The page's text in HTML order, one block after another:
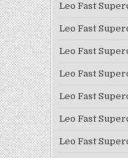
Leo Fast
Leo Fast
Leo Fast
Leo Fast
Leo Fast
Leo Fast
Leo Fast